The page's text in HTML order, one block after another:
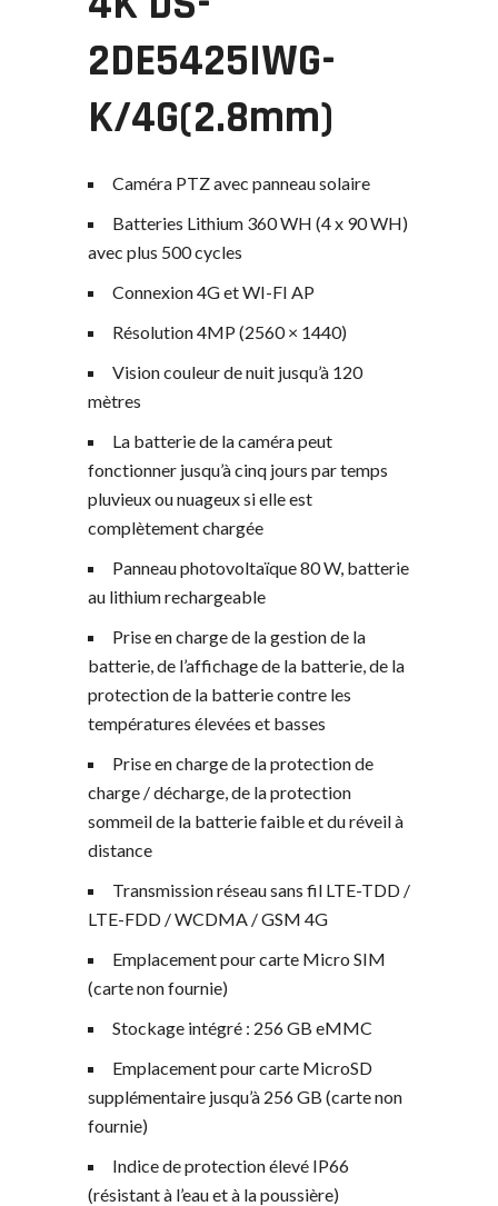
2DE5425IWG-
K/4G(2.8mm)
Caméra PTZ avec panneau solaire
Batteries Lithium 360 WH (4 x 90 WH)
avec plus 500 cycles
Connexion 4G et WI-FI AP
Résolution 4MP (2560 × 1440)
Vision couleur de nuit jusqu’à 120
mètres
La batterie de la caméra peut
fonctionner jusqu’à cinq jours par temps
pluvieux ou nuageux si elle est
complètement chargée
Panneau photovoltaïque 80 W, batterie
au lithium rechargeable
Prise en charge de la gestion de la
batterie, de l’affichage de la batterie, de la
protection de la batterie contre les
températures élevées et basses
Prise en charge de la protection de
charge / décharge, de la protection
sommeil de la batterie faible et du réveil à
distance
Transmission réseau sans fil LTE-TDD /
LTE-FDD / WCDMA / GSM 4G
Emplacement pour carte Micro SIM
(carte non fournie)
Stockage intégré : 256 GB eMMC
Emplacement pour carte MicroSD
supplémentaire jusqu’à 256 GB (carte non
fournie)
Indice de protection élevé IP66
(résistant à l’eau et à la poussière)